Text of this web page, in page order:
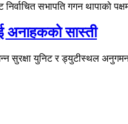
सभापति गगन थापाको
अनाहकको सास्ती
सुरक्षा युनिट र ड्युटीस्थल